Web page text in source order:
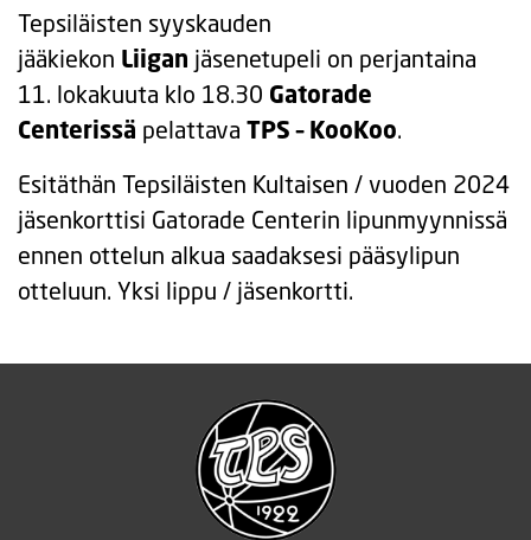
Tepsiläisten syyskauden
jääkiekon Liigan jäsenetupeli on perjantaina
11. lokakuuta klo 18.30 Gatorade
Centerissä pelattava TPS – KooKoo.
Esitäthän Tepsiläisten Kultaisen / vuoden 2024
jäsenkorttisi Gatorade Centerin lipunmyynnissä
ennen ottelun alkua saadaksesi pääsylipun
otteluun. Yksi lippu / jäsenkortti.